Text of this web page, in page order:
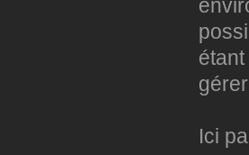
Ici